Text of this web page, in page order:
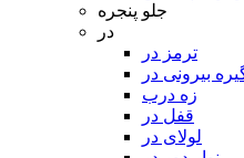
جلو پنجره
در
ترمز در
بیرونی در
زه درب
قفل در
لولای در